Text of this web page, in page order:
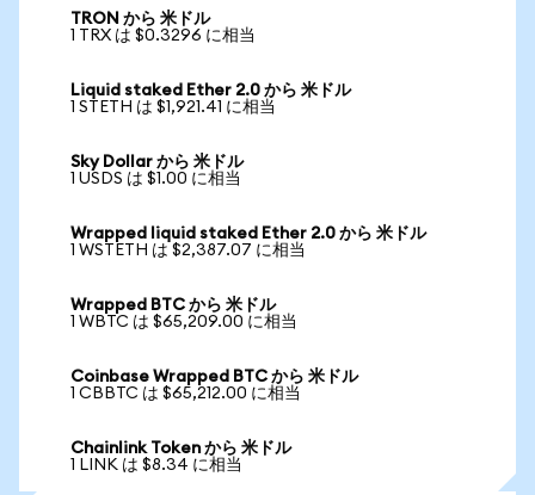
TRON から 米ドル
1 TRX は $0.3296 に相当
Liquid staked Ether 2.0 から 米ドル
1 STETH は $1,921.41 に相当
Sky Dollar から 米ドル
1 USDS は $1.00 に相当
Wrapped liquid staked Ether 2.0 から 米ドル
1 WSTETH は $2,387.07 に相当
Wrapped BTC から 米ドル
1 WBTC は $65,209.00 に相当
Coinbase Wrapped BTC から 米ドル
1 CBBTC は $65,212.00 に相当
Chainlink Token から 米ドル
1 LINK は $8.34 に相当